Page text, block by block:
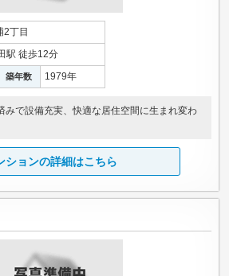
2丁目
駅 徒歩12分
築年数 1979年
みで設備充実、快適な居住空間に生まれ変わ
ションの詳細はこちら